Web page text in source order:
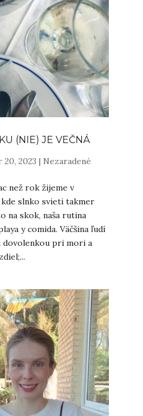
(NIE) JE VEČNÁ
20, 2023 | Nezaradené
než rok žijeme v
kde slnko svieti takmer
na skok, naša rutina
y comida. Väčšina ľudí
dovolenkou pri mori a